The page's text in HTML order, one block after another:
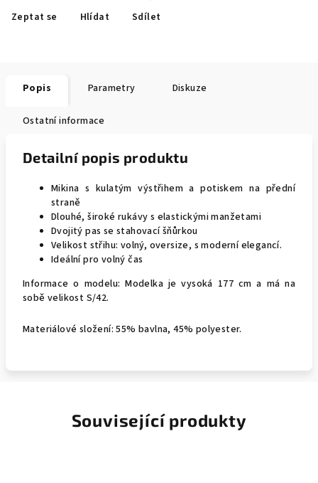
Zeptat se Hlídat Sdílet
Popis Parametry Diskuze
Ostatní informace
Detailní popis produktu
Mikina s kulatým výstřihem a potiskem na přední
straně
Dlouhé, široké rukávy s elastickými manžetami
Dvojitý pas se stahovací šňůrkou
Velikost střihu: volný, oversize, s moderní elegancí.
Ideální pro volný čas
Informace o modelu: Modelka je vysoká 177 cm a má na
sobě velikost S/42.
Materiálové složení: 55% bavlna, 45% polyester.
Související produkty